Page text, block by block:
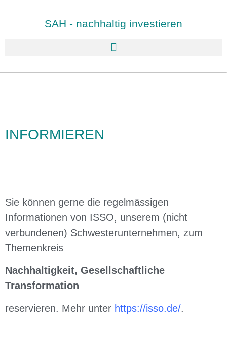
SAH - nachhaltig investieren
INFORMIEREN
Sie können gerne die regelmässigen
Informationen von ISSO, unserem (nicht
verbundenen) Schwesterunternehmen, zum
Themenkreis
Nachhaltigkeit, Gesellschaftliche
Transformation
reservieren. Mehr unter https://isso.de/.